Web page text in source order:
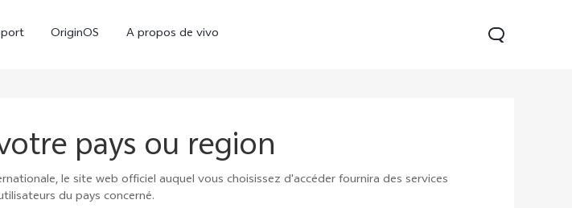
OriginOS A propos de vivo
pays ou region
le site web officiel auquel vous choisissez d'accéder fournira des services
du pays concerné.